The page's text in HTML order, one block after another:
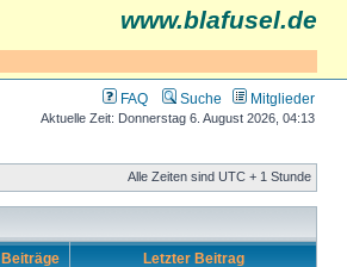
www.blafusel.de
FAQ Suche Mitglieder
Aktuelle Zeit: Donnerstag 6. August 2026, 04:13
Alle Zeiten sind UTC + 1 Stunde
Beiträge Letzter Beitrag